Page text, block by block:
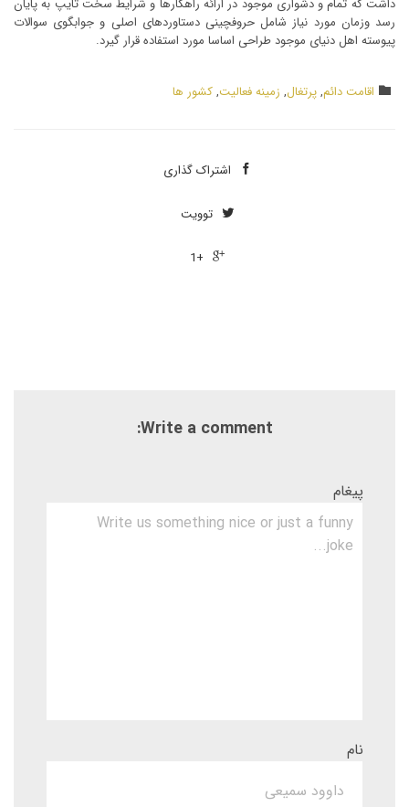
داشت که تمام و دشواری موجود در ارائه راهکارها و شرایط سخت تایپ به پایان
رسد وزمان مورد نیاز شامل حروفچینی دستاوردهای اصلی و جوابگوی سوالات
پیوسته اهل دنیای موجود طراحی اساسا مورد استفاده قرار گیرد.
 دسته
اقامت دائم,پرتغال, زمینه فعالیت,کشور ها
 اشتراک ‌گذاری
 توویت

+1
Write a comment:
پیغام
نام